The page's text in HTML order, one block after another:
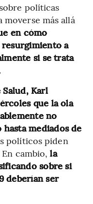
políticas
moverse más allá
en cómo
a
si se trata
.
Karl
que la ola
no
mediados de
políticos piden
cambio,la
sobre si
deberían ser